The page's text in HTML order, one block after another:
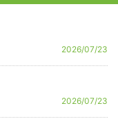
2026/07/23
2026/07/23